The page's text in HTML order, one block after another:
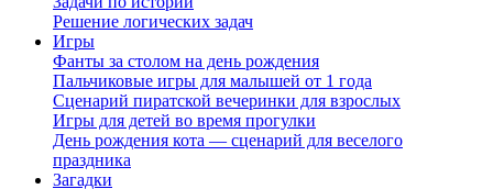
Решение логических задач
Игры
Фанты за столом на день рождения
Пальчиковые игры для малышей от 1 года
Сценарий пиратской вечеринки для взрослых
Игры для детей во время прогулки
День рождения кота — сценарий для веселого
праздника
Загадки